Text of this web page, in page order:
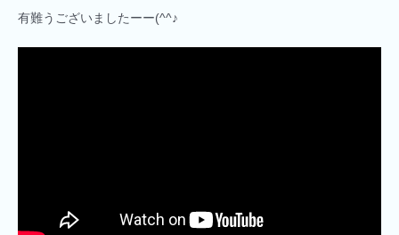
有難うございましたーー(^^♪